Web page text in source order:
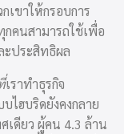
เขาให้กรอบการ
คนสามารถใช้เพื่อ
ะประสิทธิผล
เราทำธุรกิจ
บไฮบริดยังคงกลาย
เดียว ผู้คน 4.3 ล้าน